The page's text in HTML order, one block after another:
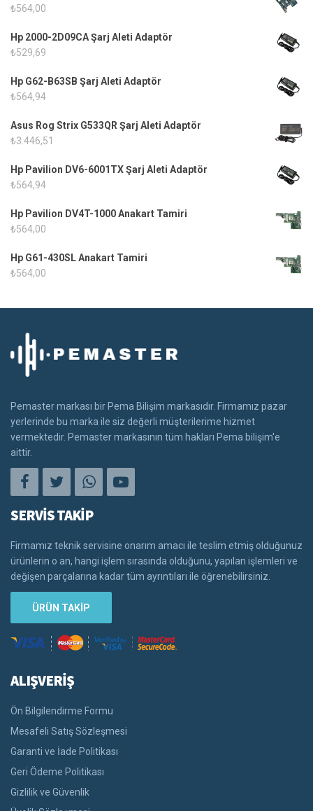
₺564,00
Hp 2000-2D09CA Şarj Aleti Adaptör
₺529,69
Hp G62-B63SB Şarj Aleti Adaptör
₺564,94
Asus Rog Strix G533QR Şarj Aleti Adaptör
₺3.446,51
Hp Pavilion DV6-6001TX Şarj Aleti Adaptör
₺564,94
Hp Pavilion DV4T-1000 Anakart Tamiri
₺564,00
Hp G61-430SL Anakart Tamiri
₺564,00
Pemaster markası bir Pema Bilişim markasıdır. Firmamız pazar
yerlerinde bu marka ile siz değerli müşterilerime hizmet
vermektedir. Pemaster markasının tüm hakları Pema bilişim'e
aittir.
SERVİS TAKİP
Firmamız teknik servisine onarım amacı ile teslim etmiş olduğunuz
ürünlerin o an, hangi işlem sırasında olduğunu, yapılan işlemleri ve
değişen parçalarına kadar tüm ayrıntıları ile öğrenebilirsiniz.
ÜRÜN TAKİP
ALIŞVERİŞ
Ön Bilgilendirme Formu
Mesafeli Satış Sözleşmesi
Garanti ve İade Politikası
Geri Ödeme Politikası
Gizlilik ve Güvenlik